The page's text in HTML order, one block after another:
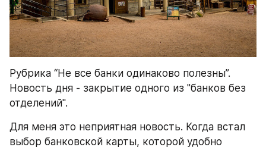
Рубрика “Не все банки одинаково полезны”.
Новость дня - закрытие одного из "банков без
отделений".
Для меня это неприятная новость. Когда встал
выбор банковской карты, которой удобно